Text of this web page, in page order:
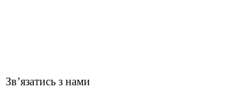
Звʼязатись з нами